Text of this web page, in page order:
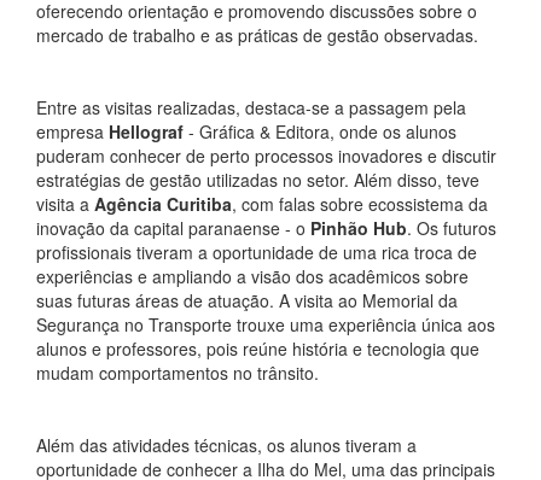
oferecendo orientação e promovendo discussões sobre o
mercado de trabalho e as práticas de gestão observadas.
Entre as visitas realizadas, destaca-se a passagem pela
empresa Hellograf - Gráfica & Editora, onde os alunos
puderam conhecer de perto processos inovadores e discutir
estratégias de gestão utilizadas no setor. Além disso, teve
visita a Agência Curitiba, com falas sobre ecossistema da
inovação da capital paranaense - o Pinhão Hub. Os futuros
profissionais tiveram a oportunidade de uma rica troca de
experiências e ampliando a visão dos acadêmicos sobre
suas futuras áreas de atuação. A visita ao Memorial da
Segurança no Transporte trouxe uma experiência única aos
alunos e professores, pois reúne história e tecnologia que
mudam comportamentos no trânsito.
Além das atividades técnicas, os alunos tiveram a
oportunidade de conhecer a Ilha do Mel, uma das principais